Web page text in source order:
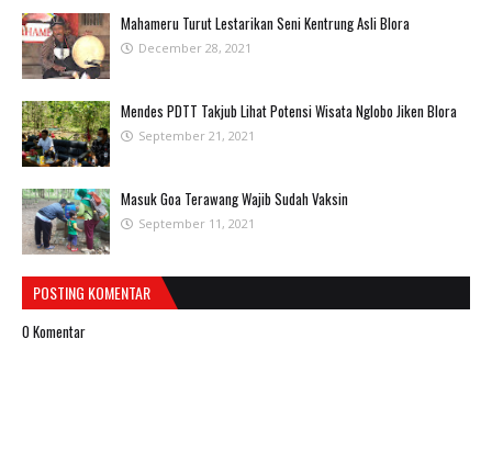
Mahameru Turut Lestarikan Seni Kentrung Asli Blora
December 28, 2021
Mendes PDTT Takjub Lihat Potensi Wisata Nglobo Jiken Blora
September 21, 2021
Masuk Goa Terawang Wajib Sudah Vaksin
September 11, 2021
POSTING KOMENTAR
0 Komentar